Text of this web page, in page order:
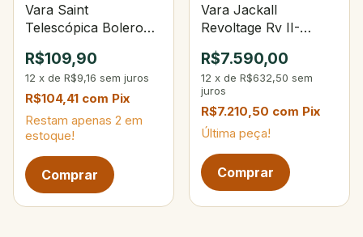
Vara Saint
Telescópica Bolero
R$109,90
12 x de R$9,16 sem juros
R$104,41 com Pix
Restam apenas 2 em
estoque!
Vara Jackall
Revoltage Rv II-
14Lbs 3.5-18g
R$7.590,00
12 x de R$632,50 sem
juros
R$7.210,50 com Pix
Última peça!